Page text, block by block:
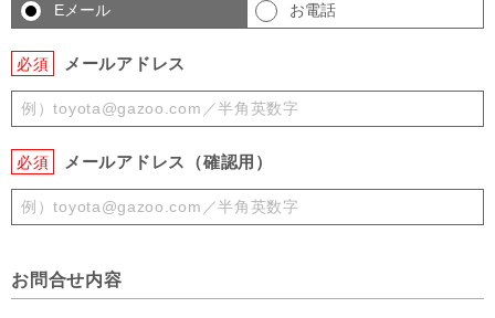
Eメール お電話
必須 メールアドレス
必須 メールアドレス（確認用）
お問合せ内容